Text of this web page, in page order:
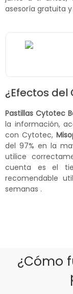
asesoría gratuita
¿Efectos del
Pastillas Cytotec
la información,
con Cytotec,
del 97% en la
utilice
cuenta es el
recomendable
semanas .
¿Cómo